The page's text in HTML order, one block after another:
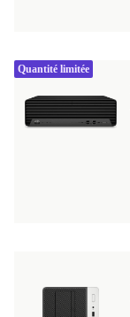
Quantité limitée